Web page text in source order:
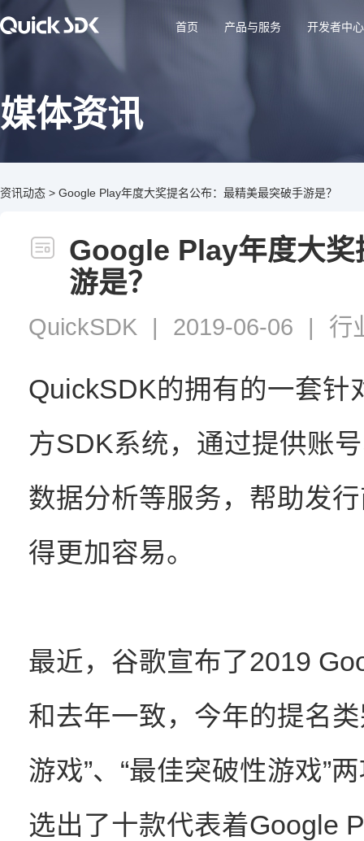
首页 产品与服务 开发者中心
媒体资讯
资讯动态 > Google Play年度大奖提名公布：最精美最突破手游是？
Google Play年度大奖
游是？
QuickSDK | 2019-06-06 | 行
QuickSDK的拥有的一套针
方SDK系统，通过提供账
数据分析等服务，帮助发
得更加容易。
最近，谷歌宣布了2019
和去年一致，今年的提名
游戏”、“最佳突破性游戏”
选出了十款代表着Google